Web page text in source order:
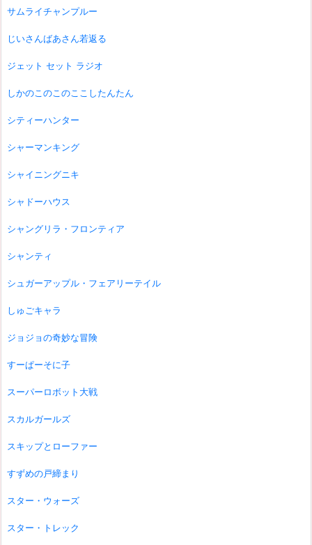
サムライチャンプルー
じいさんばあさん若返る
ジェット セット ラジオ
しかのこのこのここしたんたん
シティーハンター
シャーマンキング
シャイニングニキ
シャドーハウス
シャングリラ・フロンティア
シャンティ
シュガーアップル・フェアリーテイル
しゅごキャラ
ジョジョの奇妙な冒険
すーぱーそに子
スーパーロボット大戦
スカルガールズ
スキップとローファー
すずめの戸締まり
スター・ウォーズ
スター・トレック